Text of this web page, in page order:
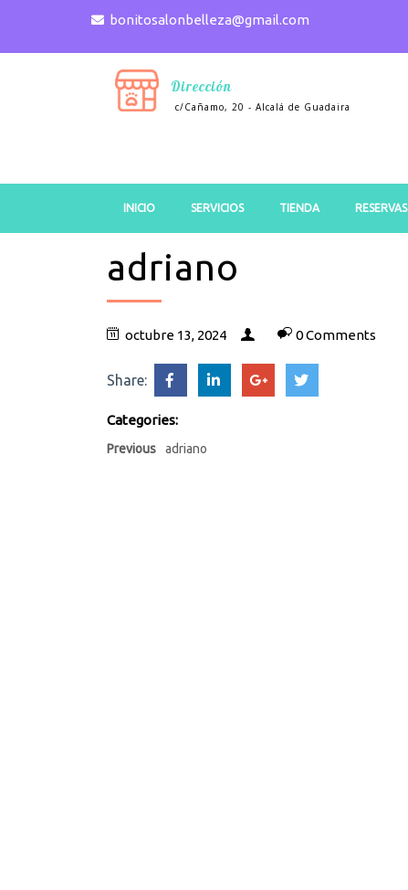
bonitosalonbelleza@gmail.com
Dirección
c/Cañamo, 20 - Alcalá de Guadaira
INICIO SERVICIOS TIENDA RESERVAS
adriano
octubre 13, 2024 0 Comments
Share:
Categories:
Previous adriano